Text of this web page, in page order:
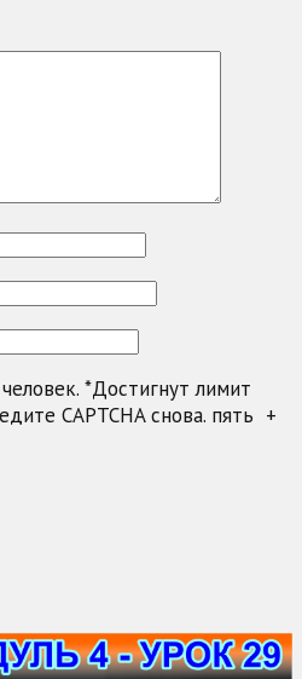
*Достигнут лимит
CAPTCHA снова. пять +